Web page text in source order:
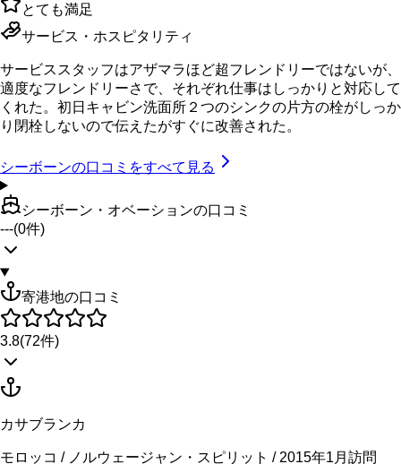
とても満足
サービス・ホスピタリティ
サービススタッフはアザマラほど超フレンドリーではないが、
適度なフレンドリーさで、それぞれ仕事はしっかりと対応して
くれた。初日キャビン洗面所２つのシンクの片方の栓がしっか
り閉栓しないので伝えたがすぐに改善された。
シーボーンの口コミをすべて見る
シーボーン・オベーションの口コミ
---(0件)
寄港地の口コミ
3.8(72件)
カサブランカ
モロッコ / ノルウェージャン・スピリット / 2015年1月訪問